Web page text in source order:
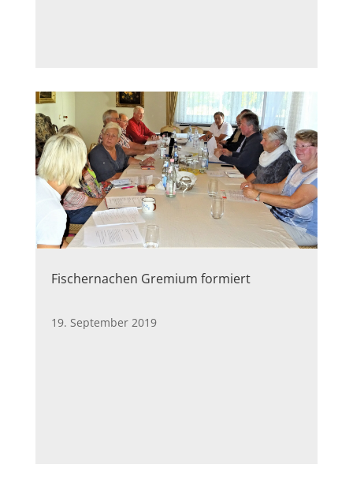
Fischernachen Gremium formiert
19. September 2019